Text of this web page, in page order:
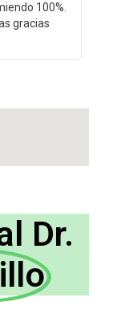
100%.
gracias
Dr.